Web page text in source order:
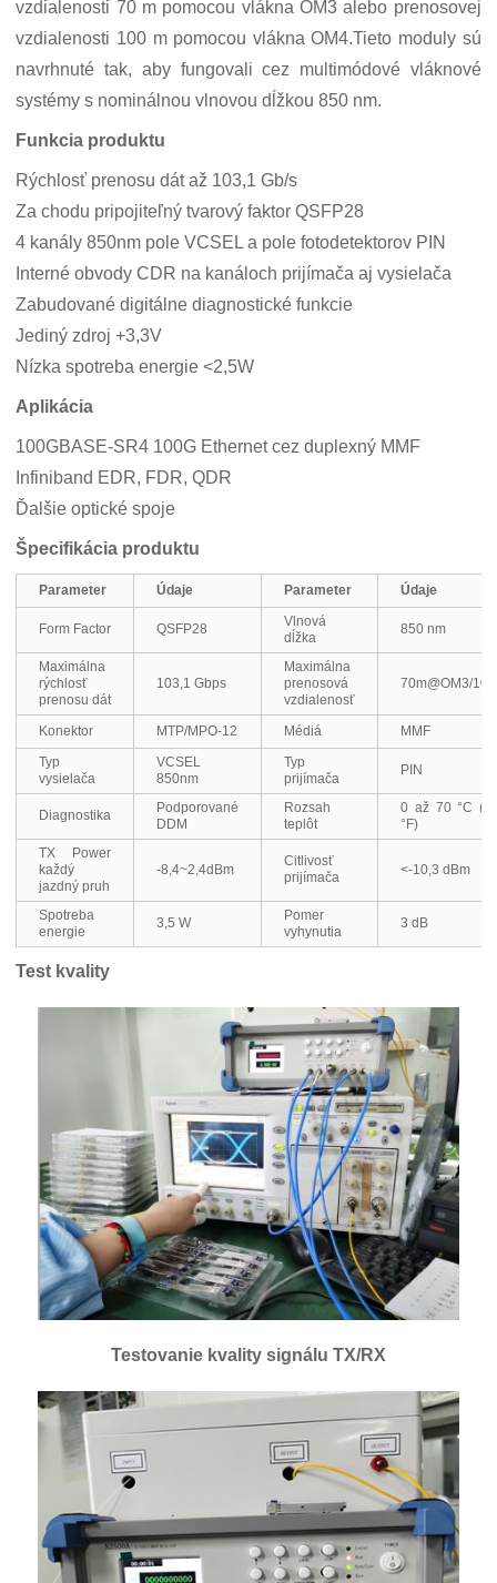
vzdialenosti 70 m pomocou vlákna OM3 alebo prenosovej
vzdialenosti 100 m pomocou vlákna OM4.Tieto moduly sú
navrhnuté tak, aby fungovali cez multimódové vláknové
systémy s nominálnou vlnovou dĺžkou 850 nm.
Funkcia produktu
Rýchlosť prenosu dát až 103,1 Gb/s
Za chodu pripojiteľný tvarový faktor QSFP28
4 kanály 850nm pole VCSEL a pole fotodetektorov PIN
Interné obvody CDR na kanáloch prijímača aj vysielača
Zabudované digitálne diagnostické funkcie
Jediný zdroj +3,3V
Nízka spotreba energie <2,5W
Aplikácia
100GBASE-SR4 100G Ethernet cez duplexný MMF
Infiniband EDR, FDR, QDR
Ďalšie optické spoje
Špecifikácia produktu
Parameter Údaje Parameter Údaje
Form Factor QSFP28
Vlnová
dĺžka
850 nm
Maximálna
rýchlosť
prenosu dát
103,1 Gbps
Maximálna
prenosová
vzdialenosť
70m@OM3/
Konektor MTP/MPO-12 Médiá
MMF
Typ
vysielača
VCSEL
850nm
Typ
prijímača
PIN
Diagnostika
Podporované
DDM
Rozsah
teplôt
0 až 70 °C
°F)
TX Power
každý
jazdný pruh
-8,4~2,4dBm
Citlivosť
prijímača
<-10,3 dBm
Spotreba
energie
3,5 W
Pomer
vyhynutia
3 dB
Test kvality
Testovanie kvality signálu TX/RX